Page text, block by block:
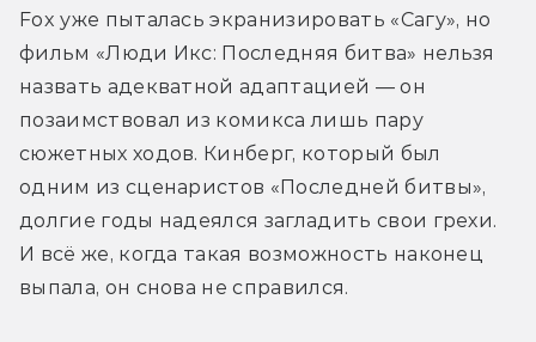
Fox уже пыталась экранизировать «Сагу», но
фильм «Люди Икс: Последняя битва» нельзя
назвать адекватной адаптацией — он
позаимствовал из комикса лишь пару
сюжетных ходов. Кинберг, который был
одним из сценаристов «Последней битвы»,
долгие годы надеялся загладить свои грехи.
И всё же, когда такая возможность наконец
выпала, он снова не справился.